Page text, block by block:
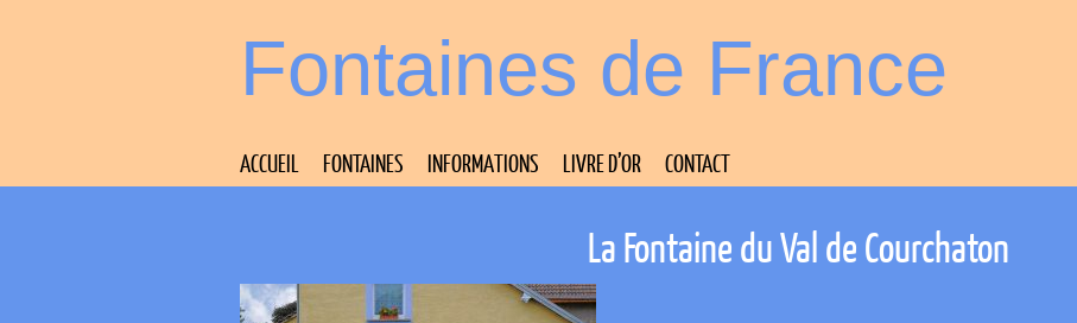
Fontaines de France
ACCUEIL FONTAINES INFORMATIONS LIVRE D’OR CONTACT
La Fontaine du Val de Courchaton